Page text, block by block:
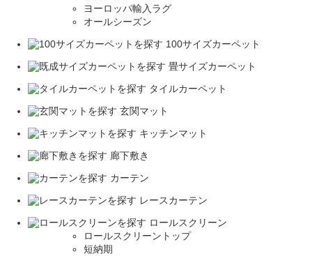
ヨーロッパ輸入ラグ
オールシーズン
100サイズカーペット
畳サイズカーペット
タイルカーペット
玄関マット
キッチンマット
廊下敷き
カーテン
レースカーテン
ロールスクリーン
ロールスクリーントップ
短納期